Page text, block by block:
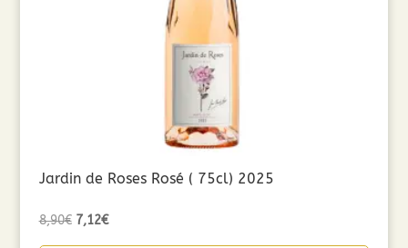
Jardin de Roses Rosé ( 75cl) 2025
8,90€ Le
7,12€Le